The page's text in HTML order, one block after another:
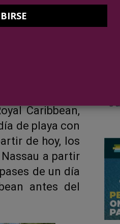
de
cultura y la
Caribbean,
de playa con
de hoy, los
a partir
de un día
antes del